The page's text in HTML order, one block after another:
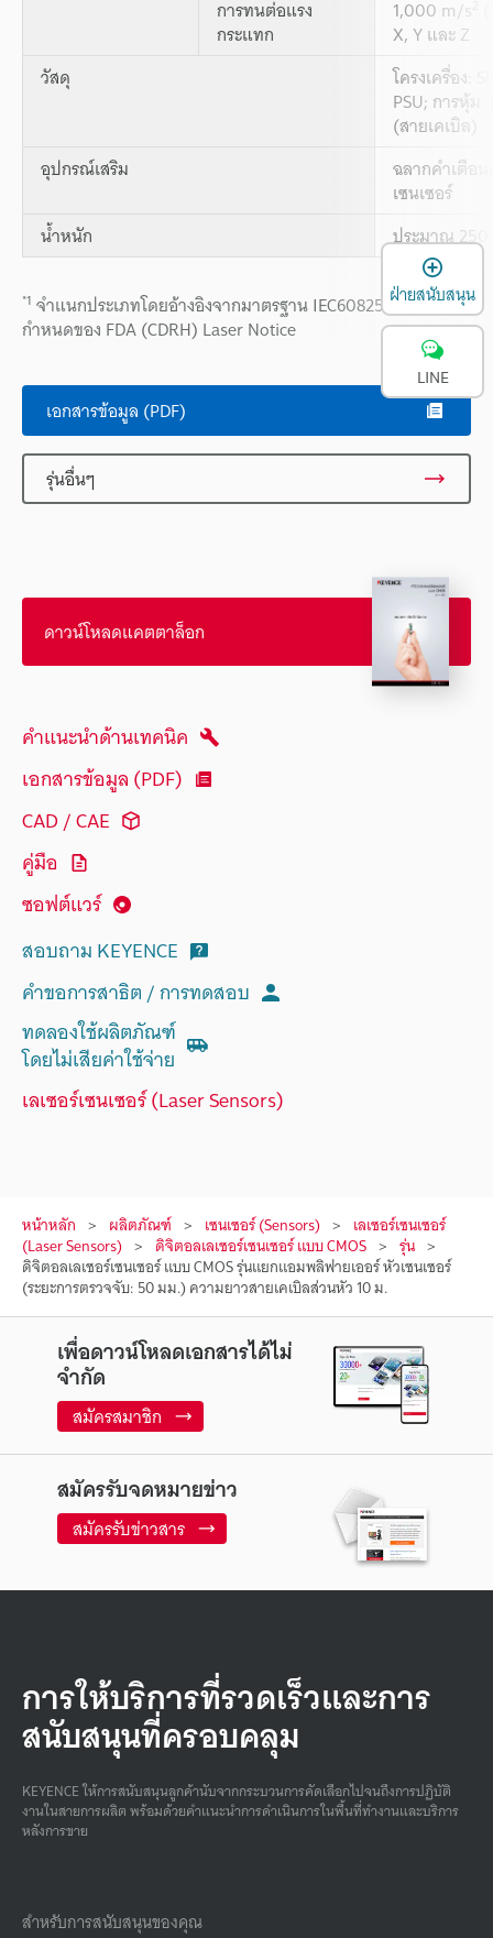
การทนต่อแรง
กระแทก
1,000 m/s
X, Y และ Z
วัสดุ
โครงเครื่อง:
PSU; การหุ้ม
(สายเคเบิล)
อุปกรณ์เสริม
ฉลากคำเตือน
เซนเซอร์
น้ำหนัก
ประมาณ 250
*1 จำแนกประเภทโดยอ้างอิงจากมาตรฐาน IEC60825-1 ตามข้อ
กำหนดของ FDA (CDRH) Laser Notice
เอกสารข้อมูล (PDF)
รุ่นอื่นๆ
ดาวน์โหลดแคตตาล็อก
คำแนะนำด้านเทคนิค
เอกสารข้อมูล (PDF)
CAD / CAE
คู่มือ
ซอฟต์แวร์
สอบถาม KEYENCE
คำขอการสาธิต / การทดสอบ
ทดลองใช้ผลิตภัณฑ์
โดยไม่เสียค่าใช้จ่าย
เลเซอร์เซนเซอร์ (Laser Sensors)
หน้าหลัก ผลิตภัณฑ์ เซนเซอร์ (Sensors) เลเซอร์เซนเซอร์
(Laser Sensors) ดิจิตอลเลเซอร์เซนเซอร์ แบบ CMOS รุ่น
ดิจิตอลเลเซอร์เซนเซอร์ แบบ CMOS รุ่นแยกแอมพลิฟายเออร์ หัวเซนเซอร์
(ระยะการตรวจจับ: 50 มม.) ความยาวสายเคเบิลส่วนหัว 10 ม.
เพื่อดาวน์โหลดเอกสารได้ไม่
จำกัด
สมัครสมาชิก
สมัครรับจดหมายข่าว
สมัครรับข่าวสาร
การให้บริการที่รวดเร็วและการ
สนับสนุนที่ครอบคลุม
KEYENCE ให้การสนับสนุนลูกค้านับจากกระบวนการคัดเลือกไปจนถึงการปฏิบัติ
งานในสายการผลิต พร้อมด้วยคําแนะนําการดําเนินการในพื้นที่ทํางานและบริการ
หลังการขาย
สำหรับการสนับสนุนของคุณ
ฝ่ายสนับสนุน
LINE